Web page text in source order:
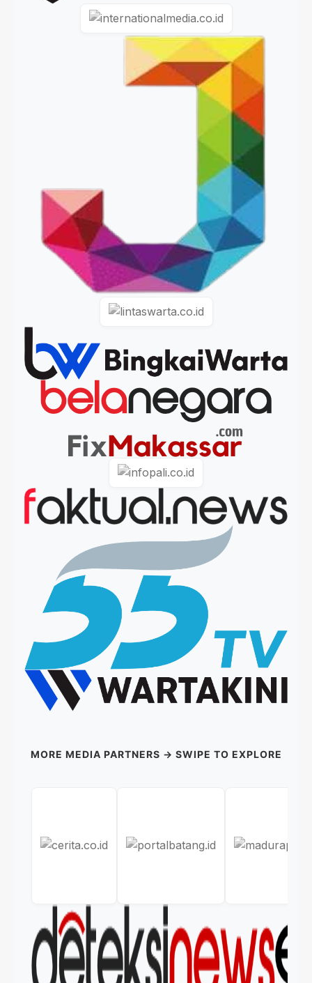
MORE MEDIA PARTNERS → SWIPE TO EXPLORE